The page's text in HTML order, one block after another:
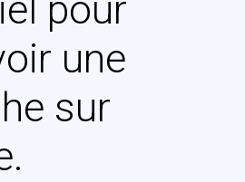
pour
une
sur